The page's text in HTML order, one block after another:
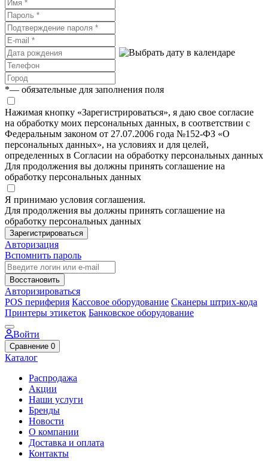
*— обязательные для заполнения поля
Нажимая кнопку «Зарегистрироваться», я даю свое согласие
на обработку моих персональных данных, в соответствии с
Федеральным законом от 27.07.2006 года №152-ФЗ «О
персональных данных», на условиях и для целей,
определенных в Согласии на обработку персональных данных
Для продолжения вы должны принять соглашение на
обработку персональных данных
Я принимаю условия соглашения.
Для продолжения вы должны принять соглашение на
обработку персональных данных
Зарегистрироваться
Авторизация
Вспомнить пароль
Восстановить
Авторизироваться
POS периферия Кассовое оборудование Сканеры штрих-кода
Принтеры этикеток Банковское оборудование
Войти
Сравнение 0
Каталог
Распродажа
Акции
Наши услуги
Бренды
Новости
О компании
Доставка и оплата
Контакты